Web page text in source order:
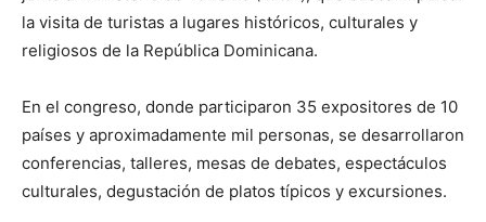
la visita de turistas a lugares históricos, culturales y
religiosos de la Re­pú­blica Dominicana.
En el congreso, donde participaron 35 expositores de 10
paí­ses y aproximadamente mil personas, se desarrollaron
conferencias, talleres, me­sas de debates, espectáculos
cultu­rales, de­gustación de platos típicos y excursiones.